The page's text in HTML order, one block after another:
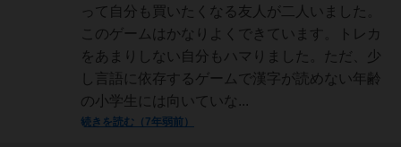
って自分も買いたくなる友人が二人いました。
このゲームはかなりよくできています。トレカ
をあまりしない自分もハマりました。ただ、少
し言語に依存するゲームで漢字が読めない年齢
の小学生には向いていな...
続きを読む（7年弱前）